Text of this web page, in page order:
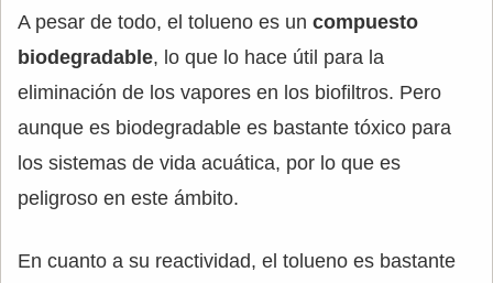
A pesar de todo, el tolueno es un compuesto
biodegradable, lo que lo hace útil para la
eliminación de los vapores en los biofiltros. Pero
aunque es biodegradable es bastante tóxico para
los sistemas de vida acuática, por lo que es
peligroso en este ámbito.
En cuanto a su reactividad, el tolueno es bastante